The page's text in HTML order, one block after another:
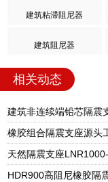
建筑粘滞阻尼器
建筑阻尼器
相关动态